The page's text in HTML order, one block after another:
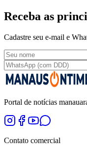
Receba as
Cadastre seu e-mail e
Portal de notícias
Contato comercial